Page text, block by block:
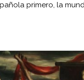
primero, la